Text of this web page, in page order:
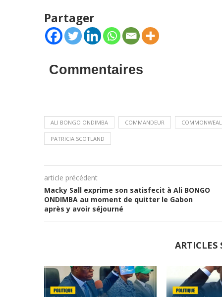
Partager
Commentaires
ALI BONGO ONDIMBA COMMANDEUR
PATRICIA SCOTLAND
article précédent
Macky Sall exprime son satisfecit à Ali BONGO
ONDIMBA au moment de quitter le Gabon
après y avoir séjourné
ARTICLES